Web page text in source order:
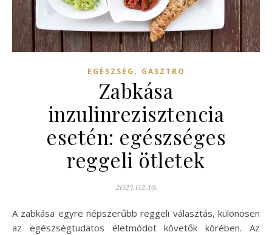
EGÉSZSÉG , GASZTRO
Zabkása
inzulinrezisztencia
esetén: egészséges
reggeli ötletek
2025.02.19.
A zabkása egyre népszerűbb reggeli választás, különösen
az egészségtudatos életmódot követők körében. Az